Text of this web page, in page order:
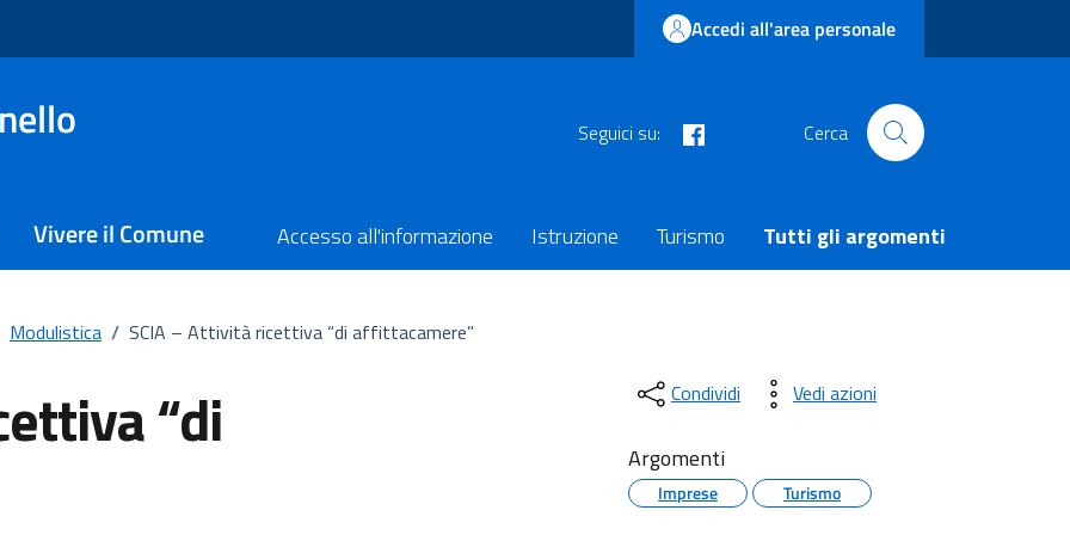
Accedi all'area personale
Seguici su: Cerca
Vivere il Comune Accesso all'informazione Istruzione Turismo Tutti gli argomenti
Modulistica / SCIA – Attività ricettiva “di affittacamere”
“di
Condividi Vedi azioni
Argomenti
Imprese Turismo